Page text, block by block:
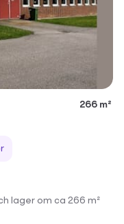
266 m²
lager om ca 266 m²